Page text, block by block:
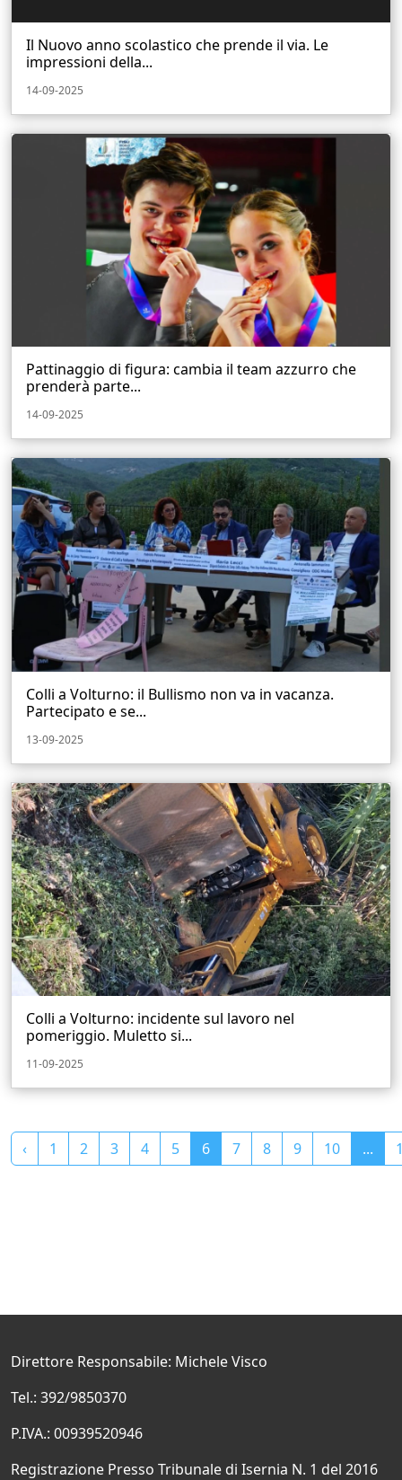
Il Nuovo anno scolastico che prende il via. Le
impressioni della...
14-09-2025
Pattinaggio di figura: cambia il team azzurro che
prenderà parte...
14-09-2025
Colli a Volturno: il Bullismo non va in vacanza.
Partecipato e se...
13-09-2025
Colli a Volturno: incidente sul lavoro nel
pomeriggio. Muletto si...
11-09-2025
‹ 1 2 3 4 5 6 7 8 9 10 ...
Direttore Responsabile: Michele Visco
Tel.: 392/9850370
P.IVA.: 00939520946
Registrazione Presso Tribunale di Isernia N. 1 del 2016